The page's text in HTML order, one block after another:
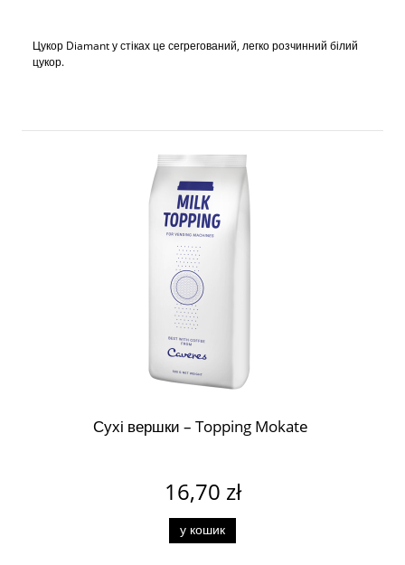
Цукор Diamant у стіках це сегрегований, легко розчинний білий
цукор.
Сухі вершки – Topping Mokate
16,70 zł
у кошик